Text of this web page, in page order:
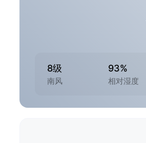
8级
南风
93%
相对湿度